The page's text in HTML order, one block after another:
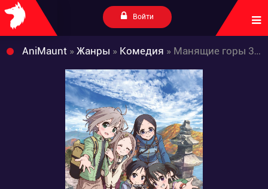
Войти
AniMaunt » Жанры » Комедия » Манящие горы 3 сезон